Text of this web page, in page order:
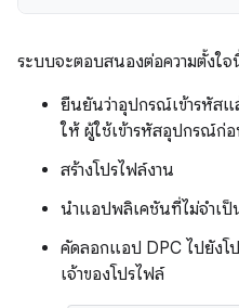
ระบบจะตอบสนองต่อความตั้งใ
ยืนยันว่าอุปกรณ์เข้ารหัสแ
ให้ ผู้ใช้เข้ารหัสอุปกรณ์ก่
สร้างโปรไฟล์งาน
นำแอปพลิเคชันที่ไม่จำเป็
คัดลอกแอป DPC ไปยังโ
เจ้าของโปรไฟล์